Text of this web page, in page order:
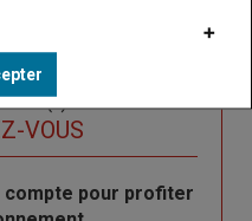
VOUS
pour profiter